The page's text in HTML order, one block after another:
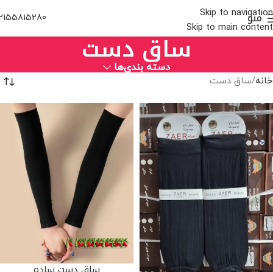
Skip to navigation
Skip to main content
منو
ساق دست
دسته بندی‌ها
خانه ساق دست